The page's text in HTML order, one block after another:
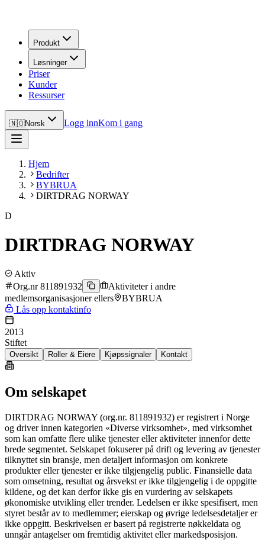
Produkt
Løsninger
Priser
Kunder
Ressurser
🇳🇴Norsk Logg innKom i gang
Hjem
Bedrifter
BYBRUA
DIRTDRAG NORWAY
D
DIRTDRAG NORWAY
Aktiv
Org.nr 811891932
Aktiviteter i andre
medlemsorganisasjoner ellers
BYBRUA
Lås opp kontaktinfo
2013
Stiftet
Oversikt Roller & Eiere Kjøpssignaler Kontakt
Om selskapet
DIRTDRAG NORWAY (org.nr. 811891932) er registrert i Norge
og driver innen kategorien «Diverse virksomhet», med virksomhet
som kan omfatte flere ulike tjenester eller aktiviteter innenfor dette
brede segmentet. Selskapet fokuserer på drift og levering av tjenester
tilknyttet sin bransje, men detaljert informasjon om konkrete
produkter eller tjenester er ikke tilgjengelig public. Finansielle data
som omsetning, resultat og årsvekst er ikke tilgjengelig i de oppgitte
kildene, og det kan derfor ikke gis en vurdering av selskapets
økonomiske utvikling eller trender. Ledelsen er ikke spesifisert, men
styret består av to medlemmer; eierskap og øvrige ledelsesdetaljer er
ikke oppgitt. Beskrivelsen er basert på registrerte nøkkeldata og
unngår antagelser om fremtidig aktivitet eller markedsposisjon.